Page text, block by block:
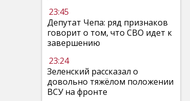
23:45
Депутат Чепа: ряд признаков
говорит о том, что СВО идет к
завершению
23:24
Зеленский рассказал о
довольно тяжёлом положении
ВСУ на фронте